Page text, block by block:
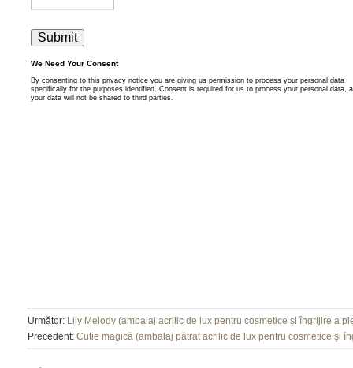
Următor: Lily Melody (ambalaj acrilic de lux pentru cosmetice și îngrijire a
Precedent: Cutie magică (ambalaj pătrat acrilic de lux pentru cosmetice și